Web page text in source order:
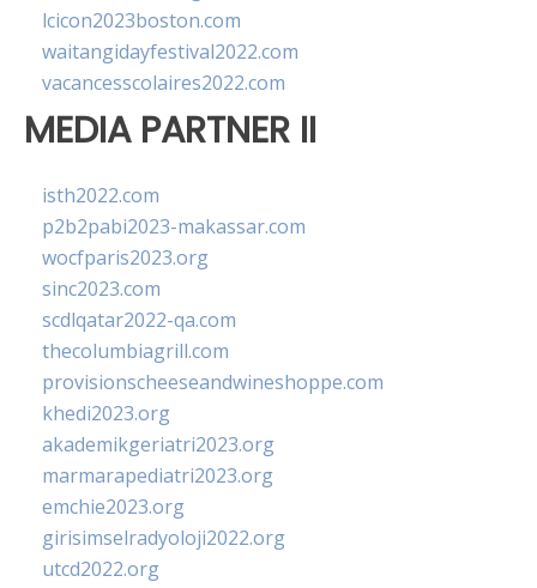
lcicon2023boston.com
waitangidayfestival2022.com
vacancesscolaires2022.com
MEDIA PARTNER II
isth2022.com
p2b2pabi2023-makassar.com
wocfparis2023.org
sinc2023.com
scdlqatar2022-qa.com
thecolumbiagrill.com
provisionscheeseandwineshoppe.com
khedi2023.org
akademikgeriatri2023.org
marmarapediatri2023.org
emchie2023.org
girisimselradyoloji2022.org
utcd2022.org